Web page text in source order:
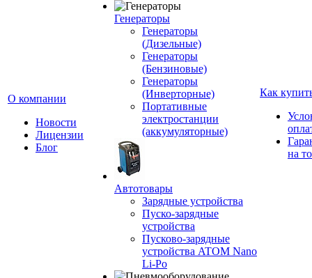
О компании
Новости
Лицензии
Блог
Генераторы
Генераторы
(Дизельные)
Генераторы
(Бензиновые)
Генераторы
(Инверторные)
Портативные
электростанции
(аккумуляторные)
Автотовары
Зарядные устройства
Пуско-зарядные
устройства
Пусково-зарядные
устройства ATOM Nano
Li-Po
Как
на